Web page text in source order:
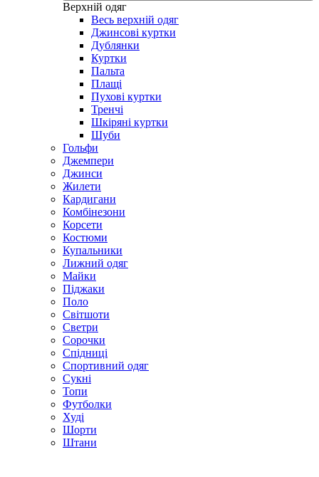
Верхній одяг
Весь верхній одяг
Джинсові куртки
Дублянки
Куртки
Пальта
Плащі
Пухові куртки
Тренчі
Шкіряні куртки
Шуби
Гольфи
Джемпери
Джинси
Жилети
Кардигани
Комбінезони
Корсети
Костюми
Купальники
Лижний одяг
Майки
Піджаки
Поло
Світшоти
Светри
Сорочки
Спідниці
Спортивний одяг
Сукні
Топи
Футболки
Худі
Шорти
Штани